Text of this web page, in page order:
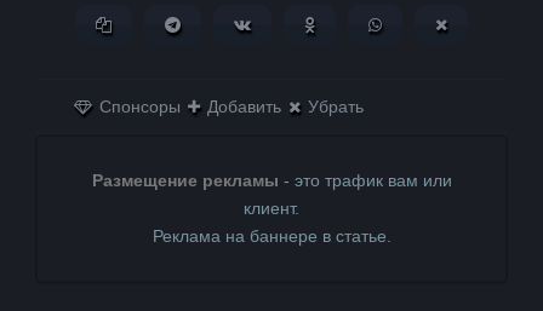
Копировать ссылкуПоделиться в Telegram
Поделиться ВКонтактеПоделиться в
Поделиться в
Спонсоры Добавить Убрать
Размещение рекламы - это трафик вам или
клиент.
Реклама на баннере в статье.